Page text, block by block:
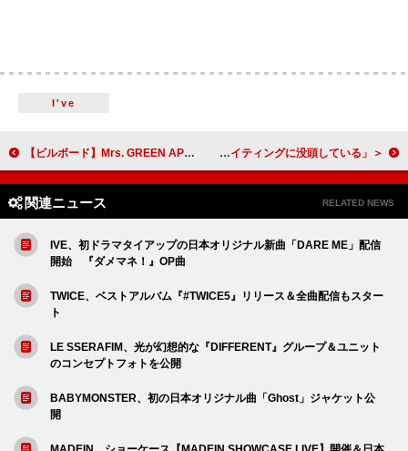
I've
【ビルボード】Mrs. GREEN APPLEが史上2組目となるトップ3を独占、KinKi Kidsは5曲チャートイン＜5/14修正＞ ＜フジロック’25出演＞イングリッシュ・ティーチャー、【マーキュリー賞】受賞バンドが次の章について語る「現在ソングライティングに没頭している」
関連ニュース RELATED NEWS
IVE、初ドラマタイアップの日本オリジナル新曲「DARE ME」配信
開始 『ダメマネ！』OP曲
TWICE、ベストアルバム『#TWICE5』リリース＆全曲配信もスター
ト
LE SSERAFIM、光が幻想的な『DIFFERENT』グループ＆ユニット
のコンセプトフォトを公開
BABYMONSTER、初の日本オリジナル曲「Ghost」ジャケット公
開